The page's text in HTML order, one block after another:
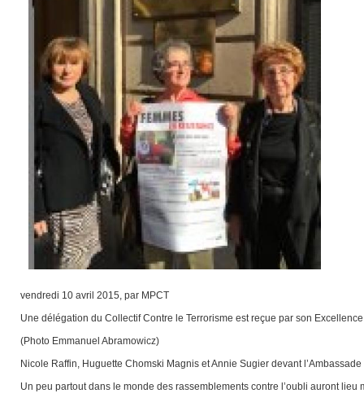
vendredi 10 avril 2015, par MPCT
Une délégation du Collectif Contre le Terrorisme est reçue par son
(Photo Emmanuel Abramowicz)
Nicole Raffin, Huguette Chomski Magnis et Annie Sugier devant
Un peu partout dans le monde des rassemblements contre l’oubli auront